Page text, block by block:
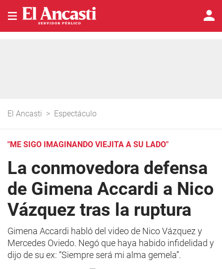
El Ancasti > Espectáculo
"ME SIGO IMAGINANDO VIEJITA A SU LADO"
La conmovedora defensa
de Gimena Accardi a Nico
Vázquez tras la ruptura
Gimena Accardi habló del video de Nico Vázquez y
Mercedes Oviedo. Negó que haya habido infidelidad y
dijo de su ex: “Siempre será mi alma gemela”.